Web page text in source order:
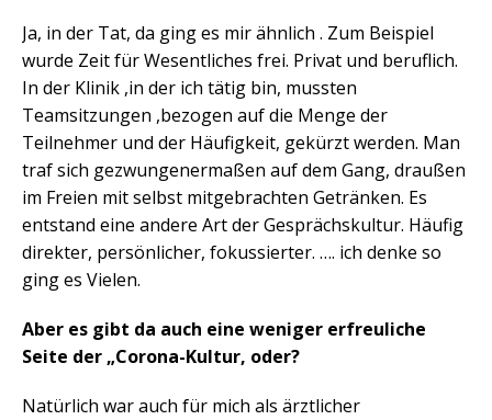
Ja, in der Tat, da ging es mir ähnlich . Zum Beispiel
wurde Zeit für Wesentliches frei. Privat und beruflich.
In der Klinik ,in der ich tätig bin, mussten
Teamsitzungen ,bezogen auf die Menge der
Teilnehmer und der Häufigkeit, gekürzt werden. Man
traf sich gezwungenermaßen auf dem Gang, draußen
im Freien mit selbst mitgebrachten Getränken. Es
entstand eine andere Art der Gesprächskultur. Häufig
direkter, persönlicher, fokussierter. …. ich denke so
ging es Vielen.
Aber es gibt da auch eine weniger erfreuliche
Seite der „Corona-Kultur, oder?
Natürlich war auch für mich als ärztlicher